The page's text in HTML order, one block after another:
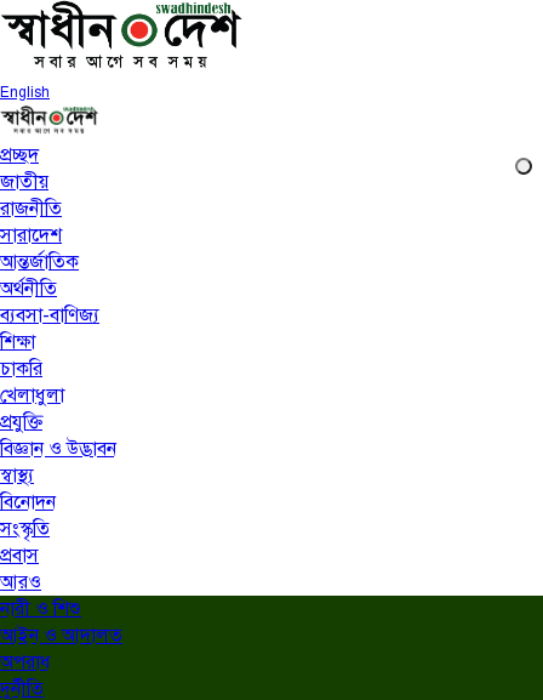
English
প্রচ্ছদ
জাতীয়
রাজনীতি
সারাদেশ
আন্তর্জাতিক
অর্থনীতি
ব্যবসা-বাণিজ্য
শিক্ষা
চাকরি
খেলাধুলা
প্রযুক্তি
বিজ্ঞান ও উদ্ভাবন
স্বাস্থ্য
বিনোদন
সংস্কৃতি
প্রবাস
আরও
নারী ও শিশু
আইন ও আদালত
অপরাধ
দুর্নীতি